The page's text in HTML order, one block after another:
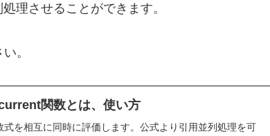
理させることができます。
。
関数とは、使い方
を相互に同時に評価します。公式より引用並列処理を可